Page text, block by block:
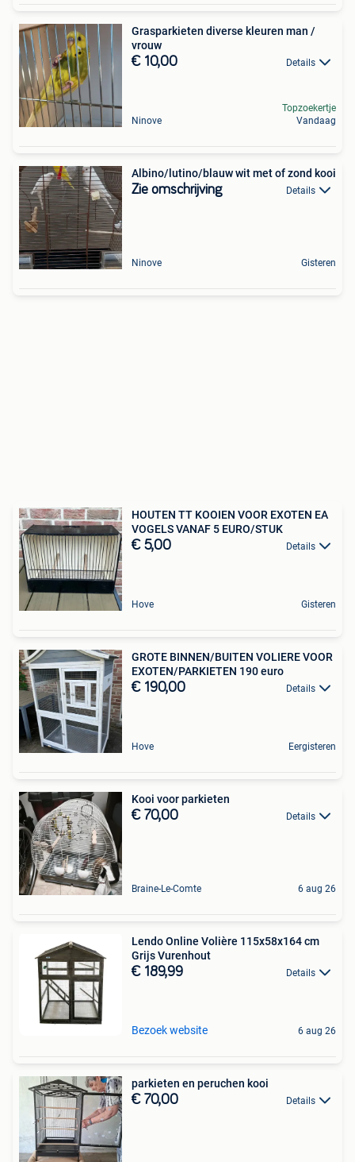
Grasparkieten diverse kleuren man /
vrouw
€ 10,00 Details
Ninove
Topzoekertje
Vandaag
Albino/lutino/blauw wit met of zond kooi
Zie omschrijving Details
Ninove Gisteren
HOUTEN TT KOOIEN VOOR EXOTEN EA
VOGELS VANAF 5 EURO/STUK
€ 5,00 Details
Hove Gisteren
GROTE BINNEN/BUITEN VOLIERE VOOR
EXOTEN/PARKIETEN 190 euro
€ 190,00 Details
Hove Eergisteren
Kooi voor parkieten
€ 70,00 Details
Braine-Le-Comte 6 aug 26
Lendo Online Volière 115x58x164 cm
Grijs Vurenhout
€ 189,99 Details
Bezoek website 6 aug 26
parkieten en peruchen kooi
€ 70,00 Details